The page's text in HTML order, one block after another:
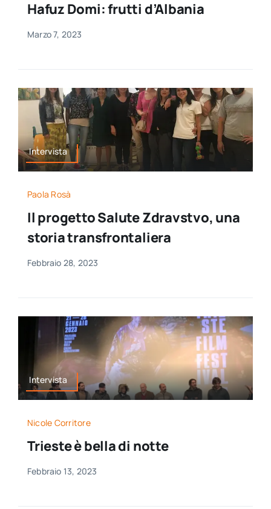
per:
Newsletter
Hafuz Domi: frutti d’Albania
Marzo 7, 2023
Intervista
Paola Rosà
Il progetto Salute Zdravstvo, una
storia transfrontaliera
Febbraio 28, 2023
Intervista
Nicole Corritore
Trieste è bella di notte
Febbraio 13, 2023